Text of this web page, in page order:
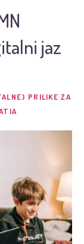
jaz
PRILIKE ZA